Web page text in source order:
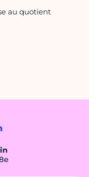
au quotient